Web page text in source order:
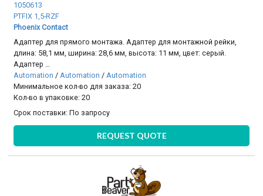
1050613
PTFIX 1,5-RZF
Phoenix Contact
Адаптер для прямого монтажа. Адаптер для монтажной рейки,
длина: 58,1 мм, ширина: 28,6 мм, высота: 11 мм, цвет: cерый.
Адаптер …
Automation /Automation /Automation
Минимальное кол-во для заказа: 20
Кол-во в упаковке: 20
Срок поставки:По запросу
REQUEST QUOTE